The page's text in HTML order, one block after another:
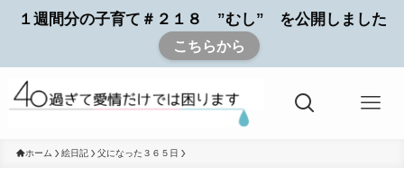
１週間分の子育て＃２１８ ”むし” を公開しました
こちらから
ホーム 絵日記 父になった３６５日